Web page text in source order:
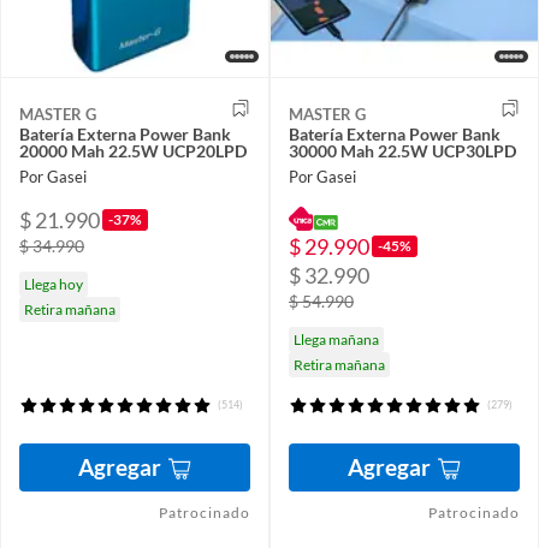
MASTER G
Batería Externa Power Bank
20000 Mah 22.5W UCP20LPD
Por Gasei
$ 21.990 -37%
$ 34.990
Llega hoy
Retira mañana
(514)
Agregar
Patrocinado
MASTER G
Batería Externa Power Bank
30000 Mah 22.5W UCP30LPD
Por Gasei
$ 29.990 -45%
$ 32.990
$ 54.990
Llega mañana
Retira mañana
(279)
Agregar
Patrocinado